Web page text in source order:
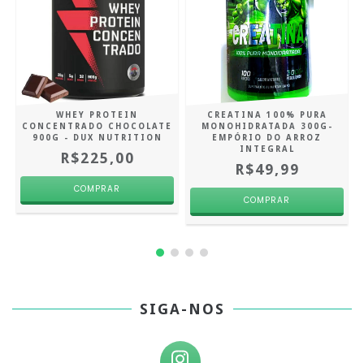
WHEY PROTEIN
CONCENTRADO CHOCOLATE
900G - DUX NUTRITION
R$225,00
CREATINA 100% PURA
MONOHIDRATADA 300G-
EMPÓRIO DO ARROZ
INTEGRAL
R$49,99
SIGA-NOS